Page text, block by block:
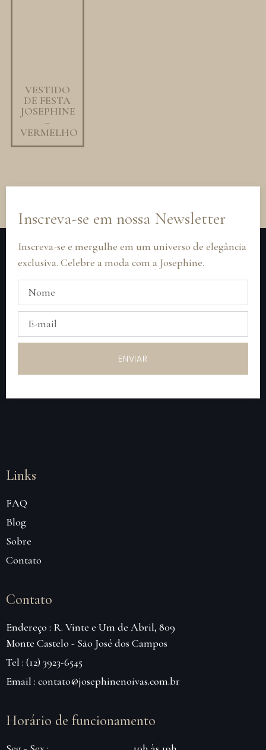
VESTIDO
DE FESTA
JOSEPHINE
–
VERMELHO
Inscreva-se em nossa Newsletter
Inscreva-se e mergulhe em um universo de elegância
exclusiva. Celebre a moda com a Josephine.
ENVIAR
Links
FAQ
Blog
Sobre
Contato
Contato
Endereço : R. Vinte e Um de Abril, 809
Monte Castelo - São José dos Campos
Tel : (12) 3923-6545
Email : contato@josephinenoivas.com.br
Horário de funcionamento